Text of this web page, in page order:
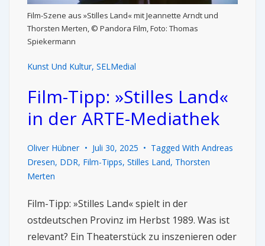
Film-Szene aus »Stilles Land« mit Jeannette Arndt und
Thorsten Merten, © Pandora Film, Foto: Thomas
Spiekermann
Kunst Und Kultur, SELMedial
Film-Tipp: »Stilles Land«
in der ARTE-Mediathek
Oliver Hübner Juli 30, 2025 Tagged WithAndreas
Dresen, DDR, Film-Tipps, Stilles Land, Thorsten
Merten
Film-Tipp: »Stilles Land« spielt in der
ostdeutschen Provinz im Herbst 1989. Was ist
relevant? Ein Theaterstück zu inszenieren oder